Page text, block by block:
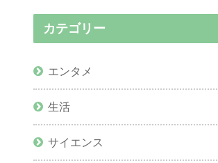
カテゴリー
エンタメ
生活
サイエンス